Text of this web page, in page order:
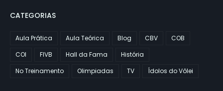
CATEGORIAS
Aula Prática Aula Teórica Blog CBV
COB
COI
FIVB Hall da Fama
História
No Treinamento
Olimpiadas TV Ídolos do Vôlei